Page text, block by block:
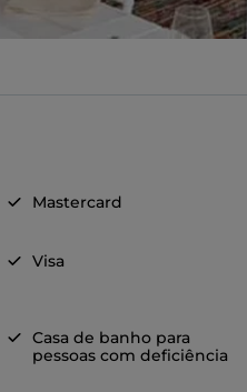
Mastercard
Visa
Casa de banho para
pessoas com deficiência